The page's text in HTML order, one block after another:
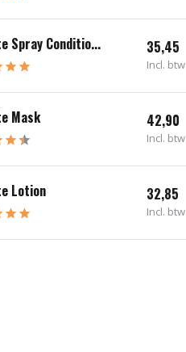
Spray Conditio... 35,45
Incl. btw
Mask 42,90
Incl. btw
Lotion 32,85
Incl. btw